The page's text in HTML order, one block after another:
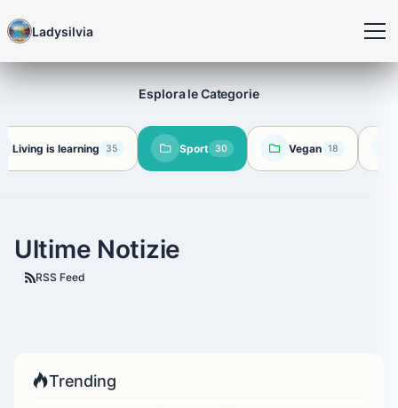
Ladysilvia
Esplora le Categorie
Living is learning 35 Sport 30 Vegan 18
Ultime Notizie
RSS Feed
Trending